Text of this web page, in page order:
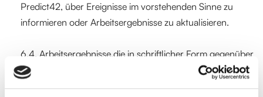
Predict42, über Ereignisse im vorstehenden Sinne zu
informieren oder Arbeitsergebnisse zu aktualisieren.
6.4. Arbeitsergebnisse,die in schriftlicher Form gegenüber
dem Kunden abzugeben und zu unterzeichnen sind,
qualifizieren nur dann verbindlich, wenn diese von